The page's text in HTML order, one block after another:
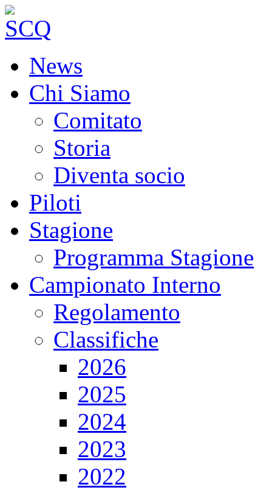
News
Chi Siamo
Comitato
Storia
Diventa socio
Piloti
Stagione
Programma Stagione
Campionato Interno
Regolamento
Classifiche
2026
2025
2024
2023
2022